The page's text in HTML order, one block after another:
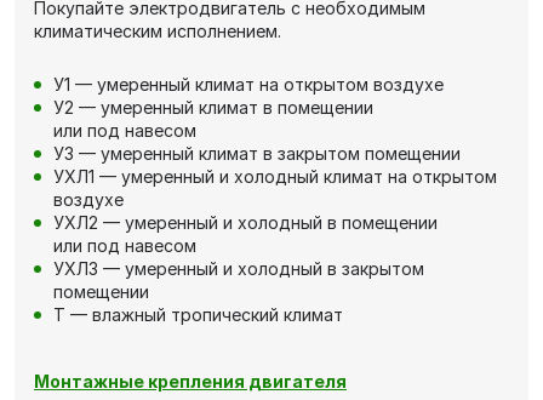
Покупайте электродвигатель с необходимым
климатическим исполнением.
У1 — умеренный климат на открытом воздухе
У2 — умеренный климат в помещении
или под навесом
У3 — умеренный климат в закрытом помещении
УХЛ1 — умеренный и холодный климат на открытом
воздухе
УХЛ2 — умеренный и холодный в помещении
или под навесом
УХЛ3 — умеренный и холодный в закрытом
помещении
Т — влажный тропический климат
Монтажные крепления двигателя